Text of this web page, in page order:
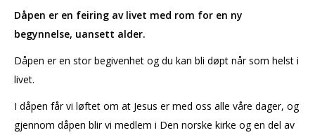
Dåpen er en feiring av livet med rom for en ny
begynnelse, uansett alder.
Dåpen er en stor begivenhet og du kan bli døpt når som helst i
livet.
I dåpen får vi løftet om at Jesus er med oss alle våre dager, og
gjennom dåpen blir vi medlem i Den norske kirke og en del av